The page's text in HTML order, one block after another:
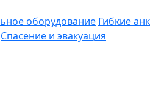
оборудование Гибкие
Спасение и эвакуация